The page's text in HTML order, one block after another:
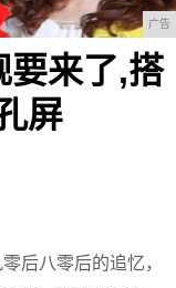
广告
要来了,搭
屏
后八零后的追忆，